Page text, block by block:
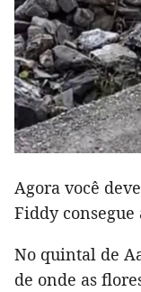
Agora você
Fiddy consegue
No quintal de
de onde as